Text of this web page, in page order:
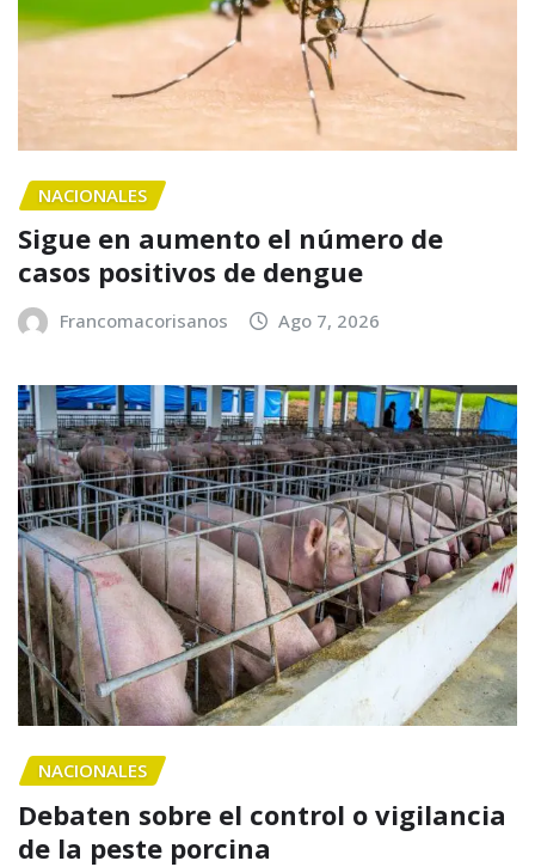
NACIONALES
Sigue en aumento el número de
casos positivos de dengue
Francomacorisanos Ago 7, 2026
NACIONALES
Debaten sobre el control o vigilancia
de la peste porcina